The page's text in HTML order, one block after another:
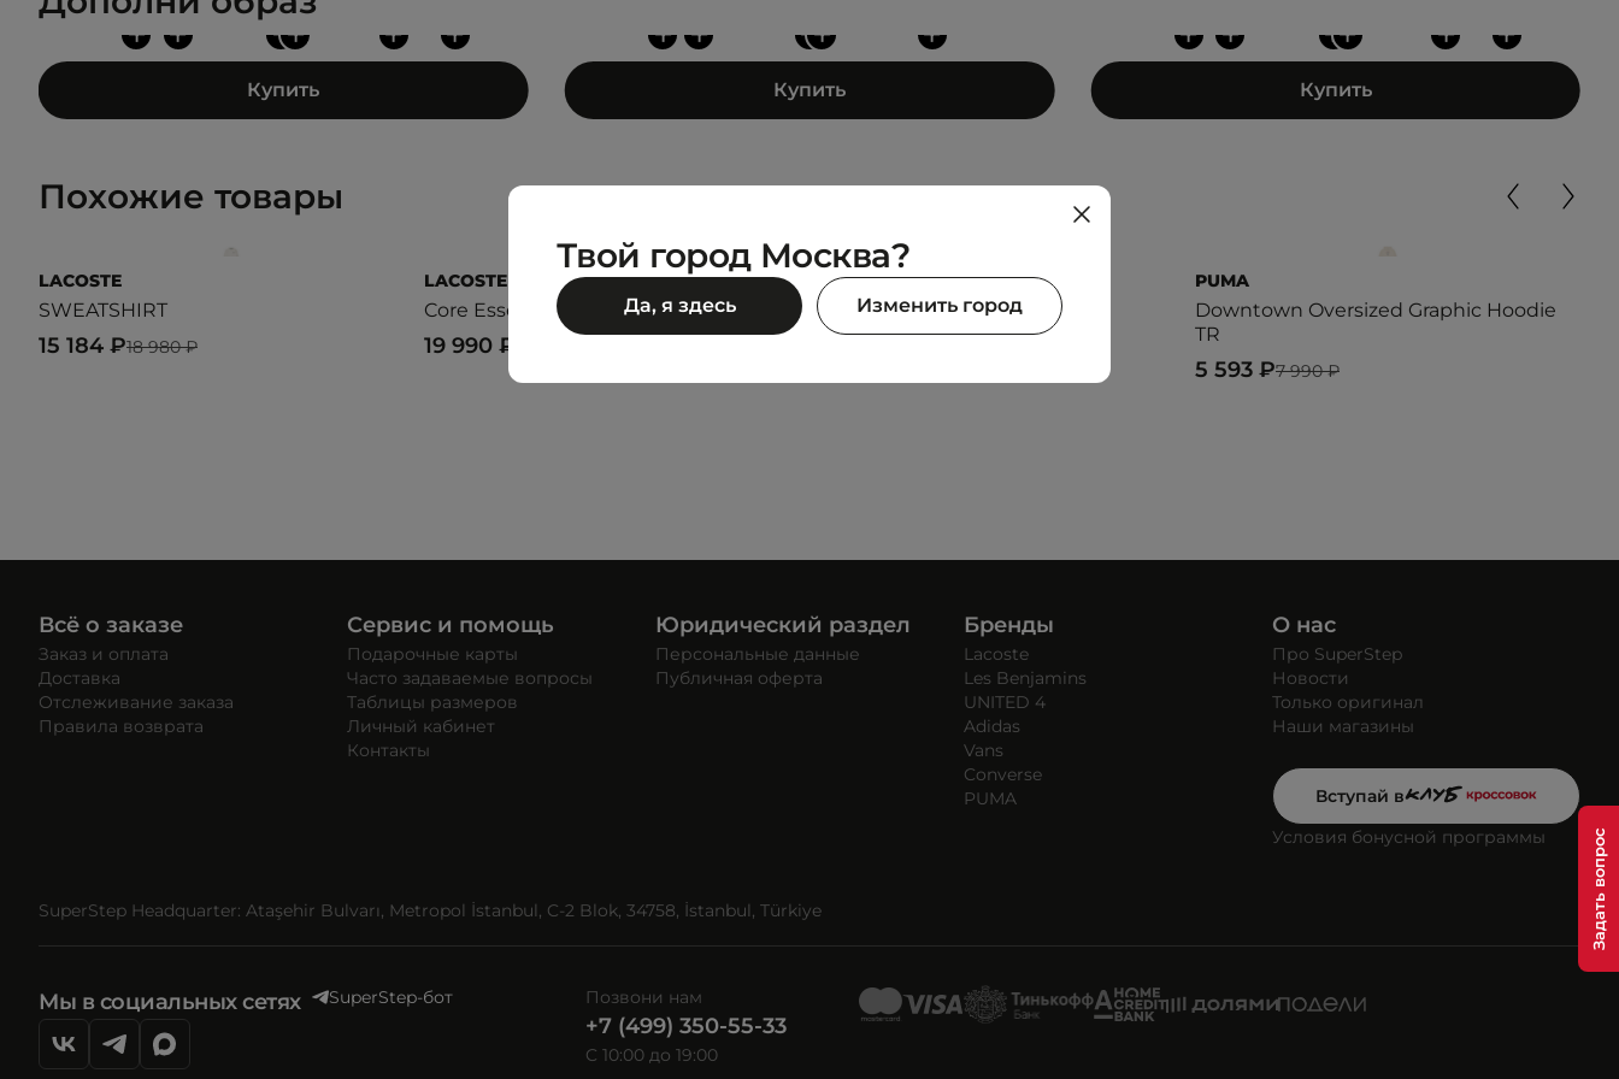
+
+
+ + +
+
Купить
+
+ + +
+
Купить
+
+
+ + +
+
Купить
Похожие товары
LACOSTE
SWEATSHIRT
18 980 ₽
15 184 ₽
LACOSTE
Core Essentials
19 990 ₽
LACOSTE
Croc Signature
PUMA
Downtown Oversized Graphic Hoodie
TR
7 990 ₽
5 593 ₽
Всё о заказе
Заказ и оплата
Доставка
Отслеживание заказа
Правила возврата
Сервис и помощь
Подарочные карты
Часто задаваемые вопросы
Таблицы размеров
Личный кабинет
Контакты
Юридический раздел
Персональные данные
Публичная оферта
Бренды
Lacoste
Les Benjamins
UNITED 4
Adidas
Vans
Converse
PUMA
О нас
Про SuperStep
Новости
Только оригинал
Наши магазины
Вступай в
Условия бонусной программы
SuperStep Headquarter: Ataşehir Bulvarı, Metropol İstanbul, C-2 Blok, 34758, İstanbul, Türkiye
Мы в социальных сетях SuperStep-бот Позвони нам
+7 (499) 350-55-33
C 10:00 до 19:00
Твой город Москва?
Да, я здесь Изменить город